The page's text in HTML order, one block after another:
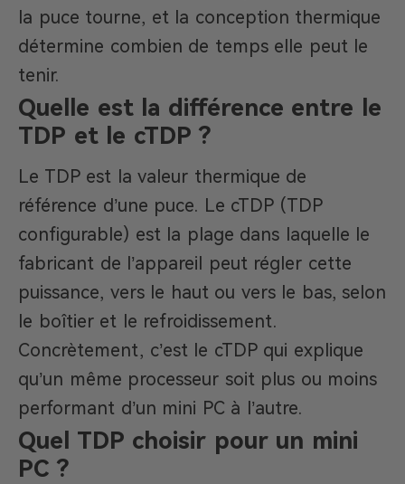
la puce tourne, et la conception thermique
détermine combien de temps elle peut le
tenir.
Quelle est la différence entre le
TDP et le cTDP ?
Le TDP est la valeur thermique de
référence d’une puce. Le cTDP (TDP
configurable) est la plage dans laquelle le
fabricant de l’appareil peut régler cette
puissance, vers le haut ou vers le bas, selon
le boîtier et le refroidissement.
Concrètement, c’est le cTDP qui explique
qu’un même processeur soit plus ou moins
performant d’un mini PC à l’autre.
Quel TDP choisir pour un mini
PC ?